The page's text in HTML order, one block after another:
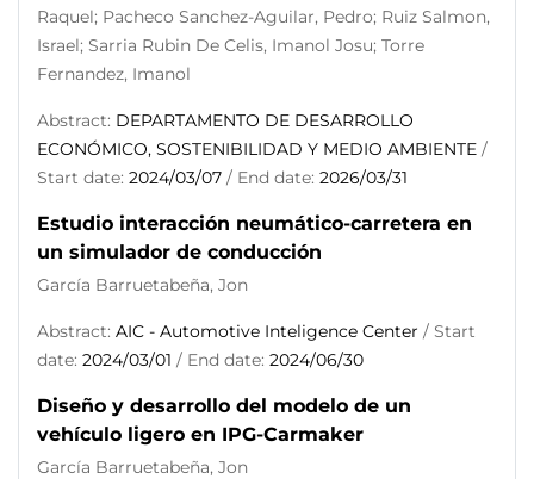
Raquel; Pacheco Sanchez-Aguilar, Pedro; Ruiz Salmon,
Israel; Sarria Rubin De Celis, Imanol Josu; Torre
Fernandez, Imanol
Abstract: DEPARTAMENTO DE DESARROLLO
ECONÓMICO, SOSTENIBILIDAD Y MEDIO AMBIENTE /
Start date: 2024/03/07 / End date: 2026/03/31
Estudio interacción neumático-carretera en
un simulador de conducción
García Barruetabeña, Jon
Abstract: AIC - Automotive Inteligence Center / Start
date: 2024/03/01 / End date: 2024/06/30
Diseño y desarrollo del modelo de un
vehículo ligero en IPG-Carmaker
García Barruetabeña, Jon